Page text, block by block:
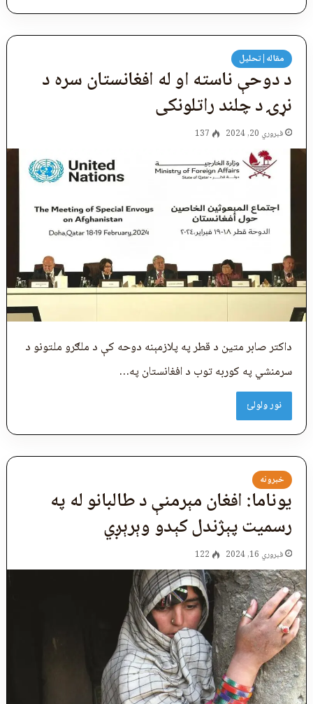
مقاله|تحلیل
د دوحې ناسته او له افغانستان سره د
نړۍ د چلند راتلونکی
فبروري 20, 2024 137
داکتر صابر متین د قطر په پلازمېنه دوحه کې د ملګرو ملتونو د
سرمنشي په کوربه توب د افغانستان په…
نور ولولئ
خبرونه
یوناما: افغان مېرمنې د طالبانو له په
رسمیت پېژندل کېدو وېرېږي
فبروري 16, 2024 122